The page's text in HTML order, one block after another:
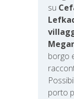
su
borgo
porto